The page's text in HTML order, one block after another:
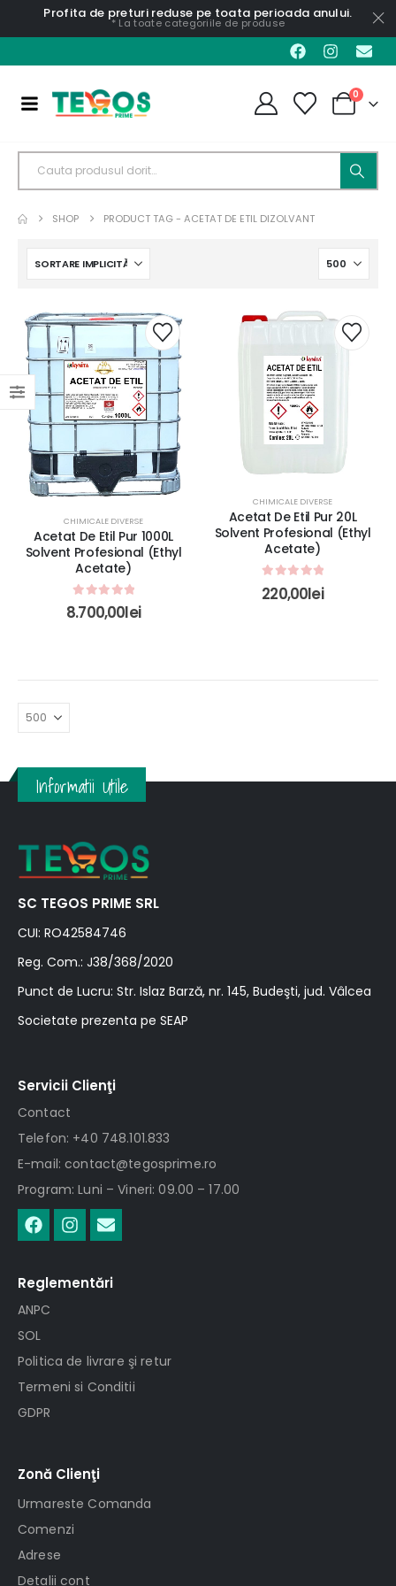
Profita de preturi reduse pe toata perioada anului.
* La toate categoriile de produse
0
SHOP PRODUCT TAG -ACETAT DE ETIL DIZOLVANT
CHIMICALE DIVERSE
Acetat De Etil Pur 1000L
Solvent Profesional (Ethyl
Acetate)
0 out of 5
8.700,00lei
CHIMICALE DIVERSE
Acetat De Etil Pur 20L
Solvent Profesional (Ethyl
Acetate)
0out of 5
220,00lei
Informatii Utile
SC TEGOS PRIME SRL
CUI: RO42584746
Reg. Com.: J38/368/2020
Punct de Lucru: Str. Islaz Barză, nr. 145, Budeşti, jud. Vâlcea
Societate prezenta pe SEAP
Servicii Clienţi
Contact
Telefon: +40 748.101.833
E-mail: contact@tegosprime.ro
Program: Luni – Vineri: 09.00 – 17.00
Reglementări
ANPC
SOL
Politica de livrare şi retur
Termeni si Conditii
GDPR
Zonă Clienţi
Urmareste Comanda
Comenzi
Adrese
Detalii cont